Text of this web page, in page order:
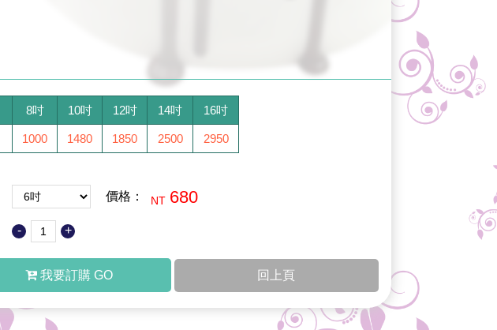
8吋 10吋 12吋 14吋 16吋
1000 1480 1850 2500 2950
價格： NT 680
- +
我要訂購 GO 回上頁